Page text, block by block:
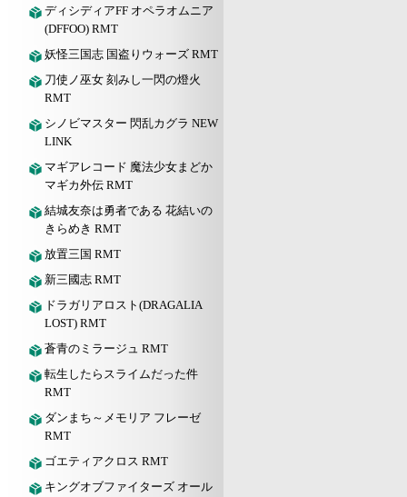
ディシディアFF オペラオムニア
(DFFOO) RMT
妖怪三国志 国盗りウォーズ RMT
刀使ノ巫女 刻みし一閃の燈火
RMT
シノビマスター 閃乱カグラ NEW
LINK
マギアレコード 魔法少女まどか
マギカ外伝 RMT
結城友奈は勇者である 花結いの
きらめき RMT
放置三国 RMT
新三國志 RMT
ドラガリアロスト(DRAGALIA
LOST) RMT
蒼青のミラージュ RMT
転生したらスライムだった件
RMT
ダンまち～メモリア フレーゼ
RMT
ゴエティアクロス RMT
キングオブファイターズ オール